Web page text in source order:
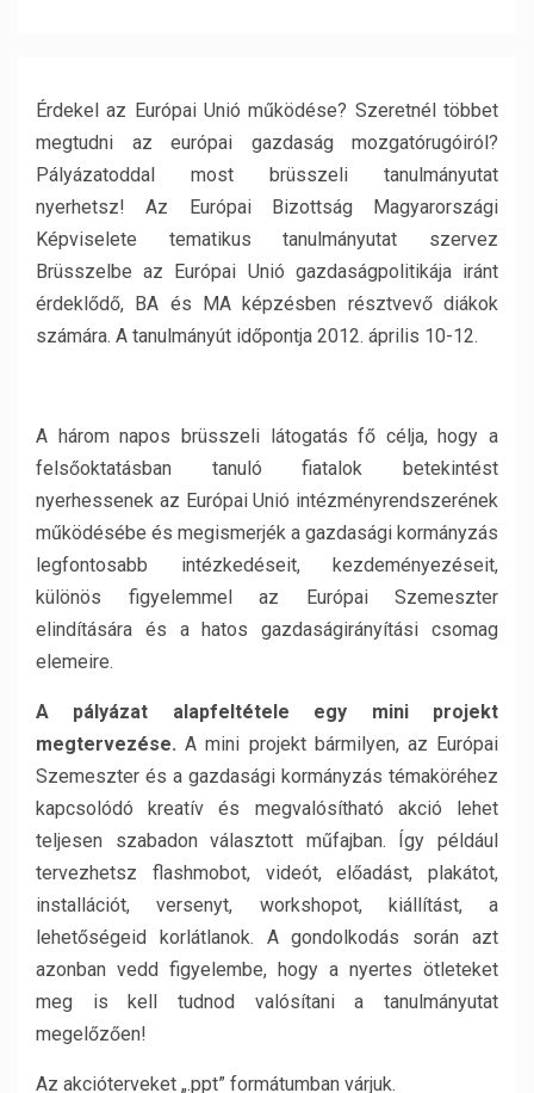
Érdekel az Európai Unió működése? Szeretnél többet
megtudni az európai gazdaság mozgatórugóiról?
Pályázatoddal most brüsszeli tanulmányutat
nyerhetsz!
Az Európai Bizottság Magyarországi
Képviselete tematikus tanulmányutat szervez
Brüsszelbe az Európai Unió gazdaságpolitikája iránt
érdeklődő, BA és MA képzésben résztvevő diákok
számára. A tanulmányút időpontja 2012. április 10-12.
A három napos brüsszeli látogatás fő célja, hogy a
felsőoktatásban tanuló fiatalok betekintést
nyerhessenek az Európai Unió intézményrendszerének
működésébe és megismerjék a gazdasági kormányzás
legfontosabb intézkedéseit, kezdeményezéseit,
különös figyelemmel az Európai Szemeszter
elindítására és a hatos gazdaságirányítási csomag
elemeire.
A pályázat alapfeltétele egy mini projekt
megtervezése.A mini projekt bármilyen, az Európai
Szemeszter és a gazdasági kormányzás témaköréhez
kapcsolódó kreatív és megvalósítható akció lehet
teljesen szabadon választott műfajban. Így például
tervezhetsz flashmobot, videót, előadást, plakátot,
installációt, versenyt, workshopot, kiállítást, a
lehetőségeid korlátlanok. A gondolkodás során azt
azonban vedd figyelembe, hogy a nyertes ötleteket
meg is kell tudnod valósítani a tanulmányutat
megelőzően!
Az akcióterveket „.ppt” formátumban várjuk.